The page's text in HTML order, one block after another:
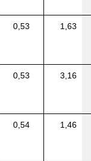
0,53 1,63
0,53 3,16
0,54 1,46